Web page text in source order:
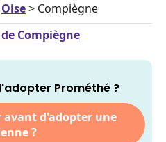
Oise> Compiègne
de Compiègne
Prométhé ?
d'adopter une
?